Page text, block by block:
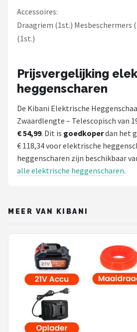
Accessoires:
Draagriem (1st.) Mesbeschermers
(1st.)
Prijsvergelijking
heggenscharen
De Kibani Elektrische
Zwaardlengte – Telescopisch van
€ 54,99. Dit is goedkoperdan het
€ 118,34 voor elektrische
heggenscharen zijn beschikbaar
alle elektrische heggenscharen.
MEER VAN KIBANI